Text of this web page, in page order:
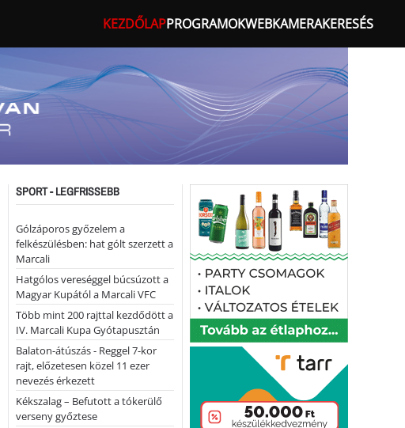
KEZDŐLAPPROGRAMOKWEBKAMERAKERESÉS
SPORT - LEGFRISSEBB
Gólzáporos győzelem a
felkészülésben: hat gólt szerzett a
Marcali
Hatgólos vereséggel búcsúzott a
Magyar Kupától a Marcali VFC
Több mint 200 rajttal kezdődött a
IV. Marcali Kupa Gyótapusztán
Balaton-átúszás - Reggel 7-kor
rajt, előzetesen közel 11 ezer
nevezés érkezett
Kékszalag – Befutott a tókerülő
verseny győztese